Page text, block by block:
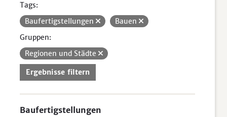
Tags:
Baufertigstellungen
Bauen
Gruppen:
Regionen und Städte
Ergebnisse filtern
Baufertigstellungen